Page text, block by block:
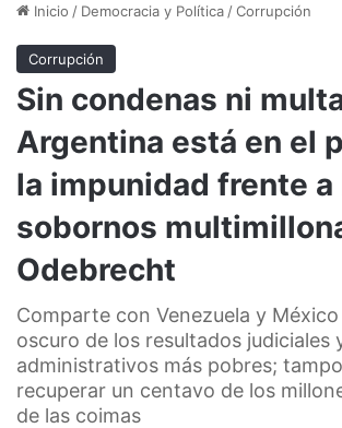
Inicio / Democracia y Política /Corrupción
Corrupción
Sin condenas ni
Argentina está en el
la impunidad frente a
sobornos
Odebrecht
Comparte con Venezuela y
oscuro de los resultados judiciales
administrativos más pobres;
recuperar un centavo de los
de las coimas